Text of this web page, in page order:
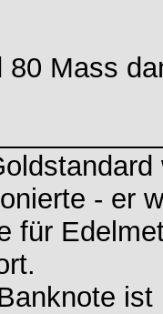
80 Mass
- er
für